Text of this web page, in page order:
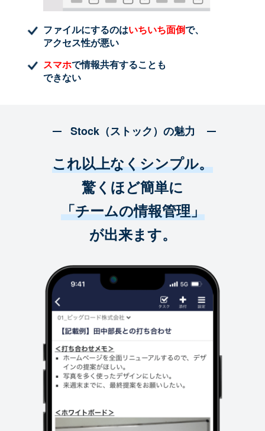
ファイルにするのはいちいち面倒で、
アクセス性が悪い
スマホで情報共有することも
できない
Stock（ストック）の魅力
これ以上なくシンプル。
驚くほど簡単に
「チームの情報管理」
が出来ます。